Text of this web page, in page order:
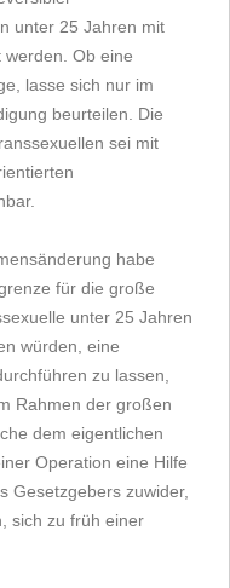
unter 25 Jahren mit
werden. Ob eine
lasse sich nur im
beurteilen. Die
sei mit
habe
für die große
unter 25 Jahren
würden, eine
zu lassen,
Rahmen der großen
dem eigentlichen
Operation eine Hilfe
Gesetzgebers zuwider,
sich zu früh einer